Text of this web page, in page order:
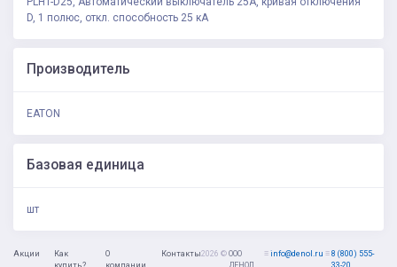
D, 1 полюс, откл. способность 25 кА
Производитель
EATON
Базовая единица
шт
2026 © ООО
ДЕНОЛ
≡info@denol.ru ≡8 (800) 555-
33-20
Акции
Как
купить?
О
компании
Контакты